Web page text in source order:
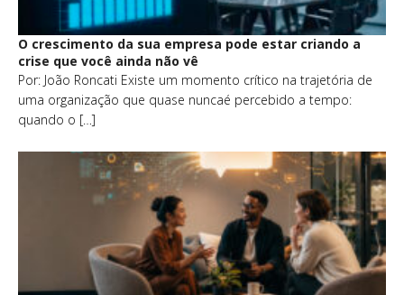
O crescimento da sua empresa pode estar criando a
crise que você ainda não vê
Por: João Roncati Existe um momento crítico na trajetória de
uma organização que quase nuncaé percebido a tempo:
quando o […]